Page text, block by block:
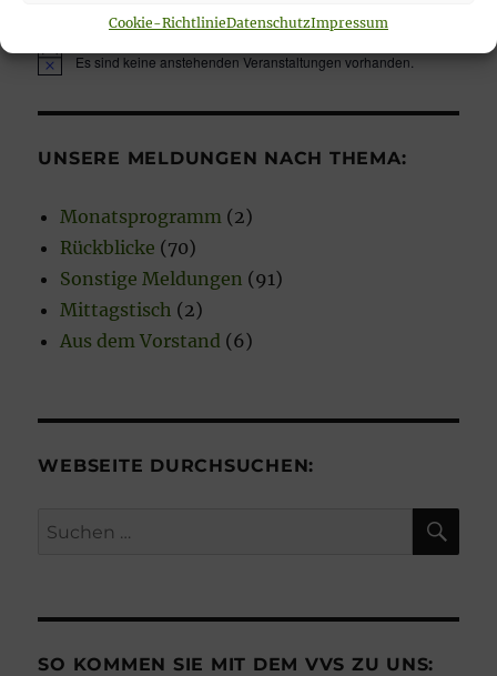
Cookie-RichtlinieDatenschutzImpressum
H
w
i
Es sind keine anstehenden Veranstaltungen vorhanden.
UNSERE MELDUNGEN NACH THEMA:
Monatsprogramm (2)
Rückblicke (70)
Sonstige Meldungen (91)
Mittagstisch (2)
Aus dem Vorstand (6)
WEBSEITE DURCHSUCHEN:
Suchen
SO KOMMEN SIE MIT DEM VVS ZU UNS: